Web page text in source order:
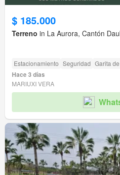
$ 185.000
Terreno in La Aurora, Cantón
Estacionamiento Seguridad Garita
Hace 3 días
MARIUXI VERA